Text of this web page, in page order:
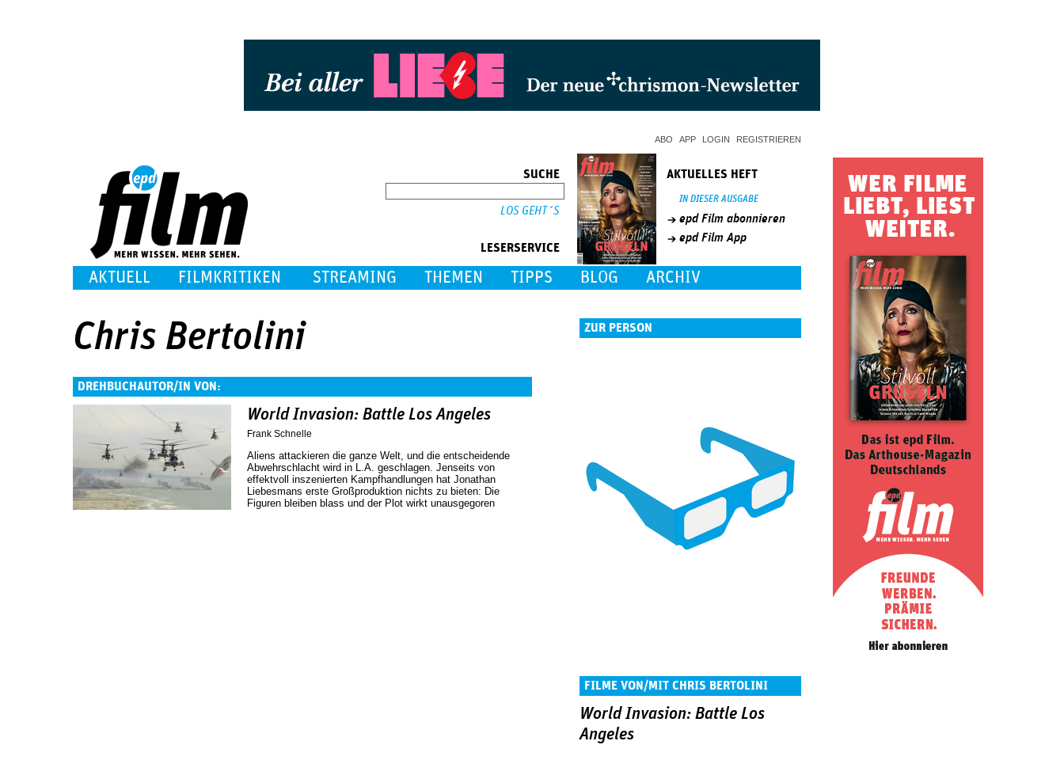
ABO APP LOGIN REGISTRIEREN
SUCHE
LESERSERVICE
AKTUELLES HEFT
IN DIESER AUSGABE
epd Film abonnieren
epd Film App
AKTUELL FILMKRITIKEN STREAMING THEMEN TIPPS BLOG ARCHIV
Chris Bertolini
DREHBUCHAUTOR/IN VON:
World Invasion: Battle Los Angeles
Frank Schnelle
Aliens attackieren die ganze Welt, und die entscheidende
Abwehrschlacht wird in L.A. geschlagen. Jenseits von
effektvoll inszenierten Kampfhandlungen hat Jonathan
Liebesmans erste Großproduktion nichts zu bieten: Die
Figuren bleiben blass und der Plot wirkt unausgegoren
ZUR PERSON
FILME VON/MIT CHRIS BERTOLINI
World Invasion: Battle Los
Angeles